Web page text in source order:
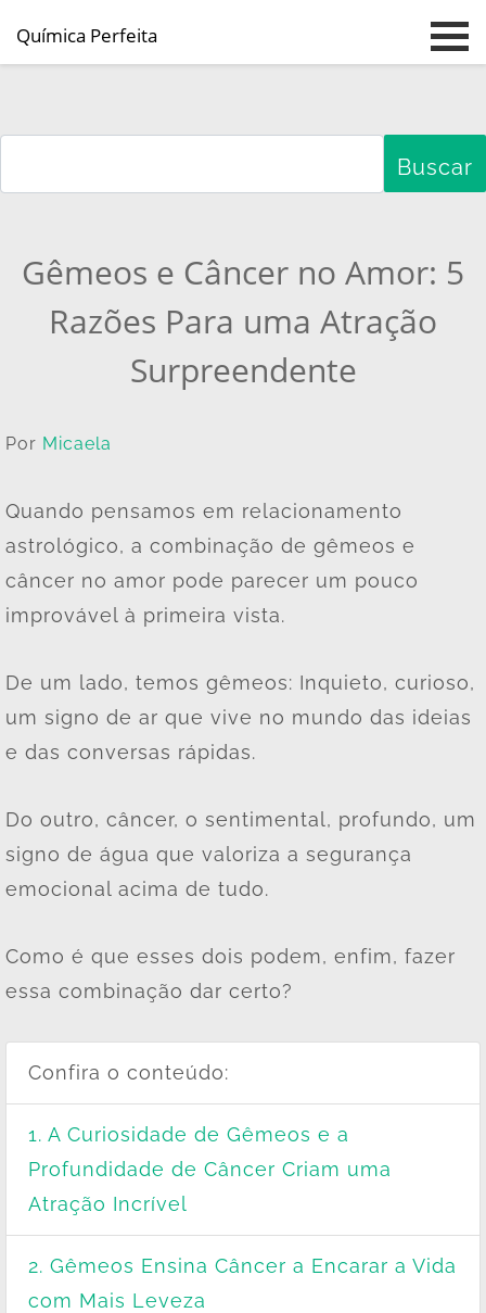
Pular para o conteúdo principal
Química Perfeita
Gêmeos e Câncer no Amor: 5
Razões Para uma Atração
Surpreendente
Por Micaela
Quando pensamos em relacionamento
astrológico, a combinação de gêmeos e
câncer no amor pode parecer um pouco
improvável à primeira vista.
De um lado, temos gêmeos: Inquieto, curioso,
um signo de ar que vive no mundo das ideias
e das conversas rápidas.
Do outro, câncer, o sentimental, profundo, um
signo de água que valoriza a segurança
emocional acima de tudo.
Como é que esses dois podem, enfim, fazer
essa combinação dar certo?
Confira o conteúdo:
1. A Curiosidade de Gêmeos e a
Profundidade de Câncer Criam uma
Atração Incrível
2. Gêmeos Ensina Câncer a Encarar a Vida
com Mais Leveza